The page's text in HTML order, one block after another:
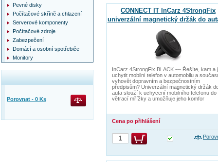
CONNECT IT InCarz 4StrongFix
univerzální magnetický držák do
magnety, černý
InCarz 4StrongFix BLACK --- Řešíte, kam a
uchytit mobilní telefon v automobilu a
vyhovět dopravním a bezpečnostním
předpisům? Univerzální magnetický držák
auta slouží k uchycení mobilního telefonu do
větrací mřížky a umožňuje jeho komfor
Cena po přihlášení
Pevné disky
Počítačové skříně a chlazení
Serverové komponenty
Počítačové zdroje
Zabezpečení
Domácí a osobní spotřebiče
Monitory
Porovnat - 0 Ks